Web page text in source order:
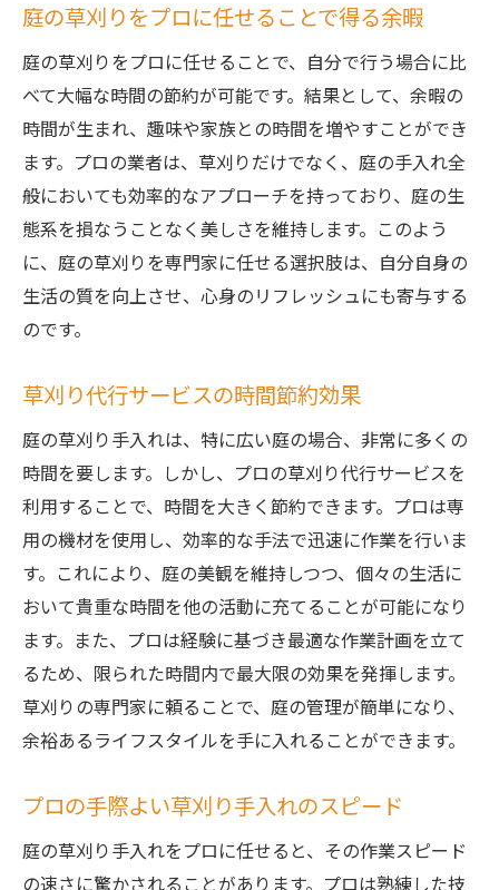
庭の草刈りをプロに任せることで得る余暇
庭の草刈りをプロに任せることで、自分で行う場合に比
べて大幅な時間の節約が可能です。結果として、余暇の
時間が生まれ、趣味や家族との時間を増やすことができ
ます。プロの業者は、草刈りだけでなく、庭の手入れ全
般においても効率的なアプローチを持っており、庭の生
態系を損なうことなく美しさを維持します。このよう
に、庭の草刈りを専門家に任せる選択肢は、自分自身の
生活の質を向上させ、心身のリフレッシュにも寄与する
のです。
草刈り代行サービスの時間節約効果
庭の草刈り手入れは、特に広い庭の場合、非常に多くの
時間を要します。しかし、プロの草刈り代行サービスを
利用することで、時間を大きく節約できます。プロは専
用の機材を使用し、効率的な手法で迅速に作業を行いま
す。これにより、庭の美観を維持しつつ、個々の生活に
おいて貴重な時間を他の活動に充てることが可能になり
ます。また、プロは経験に基づき最適な作業計画を立て
るため、限られた時間内で最大限の効果を発揮します。
草刈りの専門家に頼ることで、庭の管理が簡単になり、
余裕あるライフスタイルを手に入れることができます。
プロの手際よい草刈り手入れのスピード
庭の草刈り手入れをプロに任せると、その作業スピード
の速さに驚かされることがあります。プロは熟練した技